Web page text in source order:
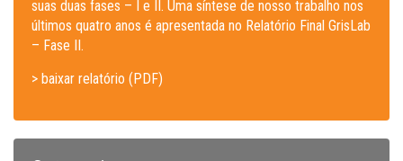
suas duas fases – I e II. Uma síntese de nosso trabalho nos
últimos quatro anos é apresentada no Relatório Final GrisLab
– Fase II.
> baixar relatório (PDF)